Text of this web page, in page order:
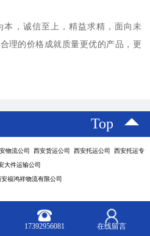
，诚信至上，精益求精，面向未
理的价格成就质量更优的产品，更
Top
物流公司 西安货运公司 西安托运公司 西安托运专
大件运输公司
福鸿祥物流有限公司
17392956081 在线留言